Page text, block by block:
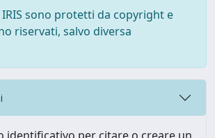
sono protetti da copyright e
riservati, salvo diversa